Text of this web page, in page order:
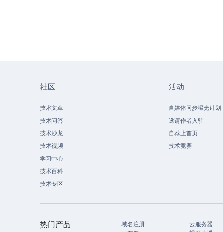
社区
技术文章
技术问答
技术沙龙
技术视频
学习中心
技术百科
技术专区
活动
自媒体同步曝光计划
邀请作者入驻
自荐上首页
技术竞赛
热门产品 域名注册 云服务器